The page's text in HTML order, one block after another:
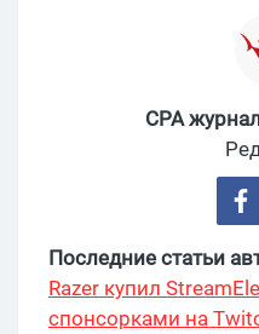
CPA
Последние статьи
Razer купил
спонсорками на